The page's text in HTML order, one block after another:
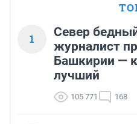
1
Север
журналист
Башкирии —
лучший
105 771 168